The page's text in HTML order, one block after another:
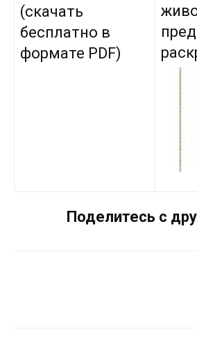
(скачать
бесплатно в
формате PDF)
Поделитесь с